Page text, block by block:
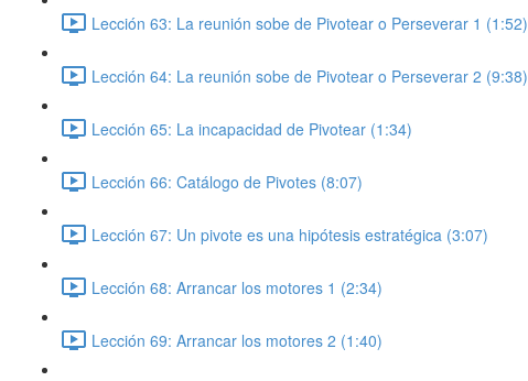
Lección 63: La reunión sobe de Pivotear o Perseverar 1 (1:52)
Lección 64: La reunión sobe de Pivotear o Perseverar 2 (9:38)
Lección 65: La incapacidad de Pivotear (1:34)
Lección 66: Catálogo de Pivotes (8:07)
Lección 67: Un pivote es una hipótesis estratégica (3:07)
Lección 68: Arrancar los motores 1 (2:34)
Lección 69: Arrancar los motores 2 (1:40)